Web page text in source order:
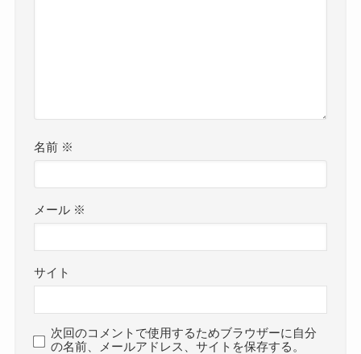
名前 ※
メール ※
サイト
次回のコメントで使用するためブラウザーに自分
の名前、メールアドレス、サイトを保存する。